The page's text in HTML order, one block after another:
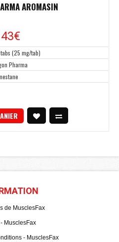
AROMASIN
(25 mg/tab)
Pharma
de MusclesFax
- MusclesFax
- MusclesFax